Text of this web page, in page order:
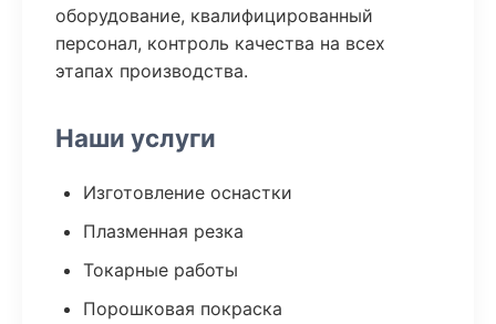
оборудование, квалифицированный
персонал, контроль качества на всех
этапах производства.
Наши услуги
Изготовление оснастки
Плазменная резка
Токарные работы
Порошковая покраска